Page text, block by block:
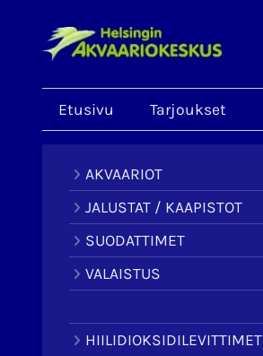
Etusivu Tarjoukset
AKVAARIOT
JALUSTAT / KAAPISTOT
SUODATTIMET
VALAISTUS
HIILIDIOKSIDILEVITTIMET